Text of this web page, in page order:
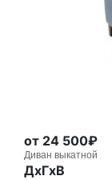
от 24 500₽
Диван выкатной
ДxГxВ